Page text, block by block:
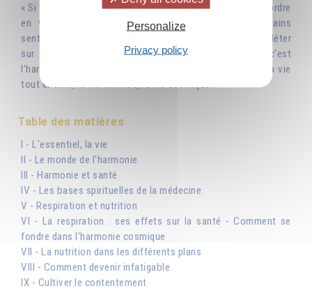
« Si vous êtes malade, c'est que vous entretenez un désordre
en vous : vous avez nourri certaines pensées, certains
sentiments, certaines attitudes et cela a fini par se refléter
sur votre santé. La meilleure arme contre la maladie, c'est
l'harmonie : jour et nuit, penser à se synchroniser avec la vie
tout entière, la vie illimitée, la vie cosmique. »
Table des matières
I - L'essentiel, la vie
II - Le monde de l'harmonie
III - Harmonie et santé
IV - Les bases spirituelles de la médecine
V - Respiration et nutrition
VI - La respiration : ses effets sur la santé - Comment se
fondre dans l'harmonie cosmique
VII - La nutrition dans les différents plans
VIII - Comment devenir infatigable
IX - Cultiver le contentement
Personalize
Privacy policy